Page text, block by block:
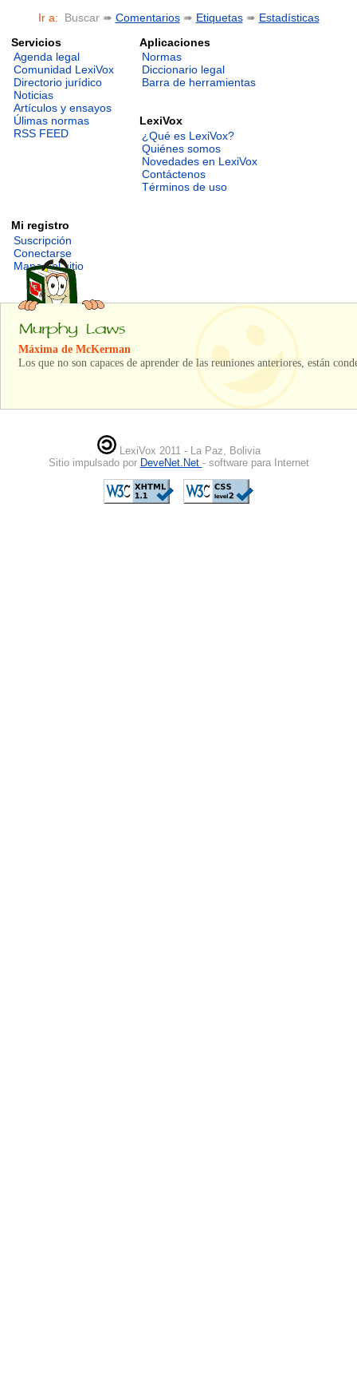
Ir a: Buscar ➠ Comentarios➠ Etiquetas➠ Estadísticas
Servicios
Agenda legal
Comunidad LexiVox
Directorio jurídico
Noticias
Artículos y ensayos
Úlimas normas
RSS FEED
Aplicaciones
Normas
Diccionario legal
Barra de herramientas
LexiVox
¿Qué es LexiVox?
Quiénes somos
Novedades en LexiVox
Contáctenos
Términos de uso
Mi registro
Suscripción
Conectarse
Mapa del sitio
Máxima de McKerman
Los que no son capaces de aprender de las reuniones anteriores, están
LexiVox 2011 - La Paz, Bolivia
Sitio impulsado por DeveNet.Net - software para Internet